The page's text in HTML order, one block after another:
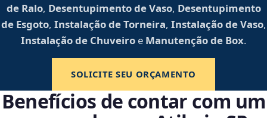
de Ralo, Desentupimento de Vaso, Desentupimento
de Esgoto, Instalação de Torneira, Instalação de Vaso,
Instalação de Chuveiroe Manutenção de Box.
SOLICITE SEU ORÇAMENTO
Benefícios de contar com um